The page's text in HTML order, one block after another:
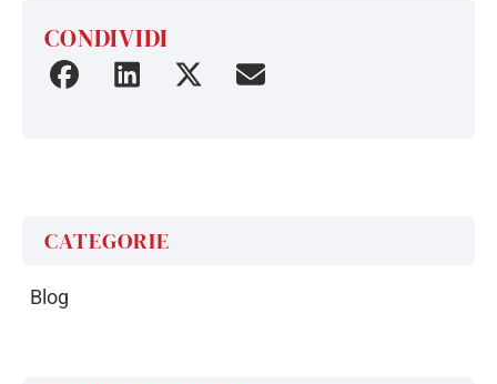
CONDIVIDI
Condividi
su
CondividiCondividiCondividi
tramite
CATEGORIE
Blog